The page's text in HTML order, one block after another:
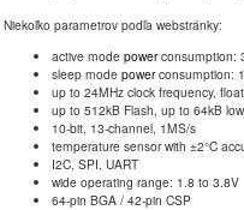
Niekoľko parametrov podľa webstránky:
active mode powerconsumption:
sleep mode powerconsumption:
up to 24MHz clock frequency,
up to 512kB Flash, up to 64kB
10-bit, 13-channel, 1MS/s
temperature sensor with ±2°C
I2C, SPI, UART
wide operating range: 1.8 to 3.8V
64-pin BGA / 42-pin CSP